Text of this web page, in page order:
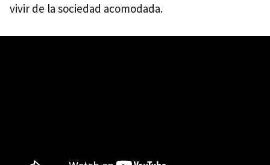
vivir de la sociedad acomodada.